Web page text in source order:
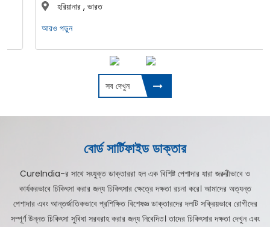
হরিয়ানার , ভারত
আরও পড়ুন
সব দেখুন
বোর্ড সার্টিফাইড ডাক্তার
CureIndia-র সাথে সংযুক্ত ডাক্তাররা হল এক বিশিষ্ট পেশাদার যারা জরুরীভাবে ও
কার্যকরভাবে চিকিৎসা করার জন্য চিকিৎসার ক্ষেত্রে দক্ষতা রচনা করে। আমাদের অত্যন্ত
পেশাদার এবং আন্তর্জাতিকভাবে প্রশিক্ষিত বিশেষজ্ঞ ডাক্তারদের দলটি সক্রিয়ভাবে রোগীদের
সম্পূর্ণ উন্নত চিকিৎসা সুবিধা সরবরাহ করার জন্য নিবেদিত। তাদের চিকিৎসার দক্ষতা দেখুন এবং